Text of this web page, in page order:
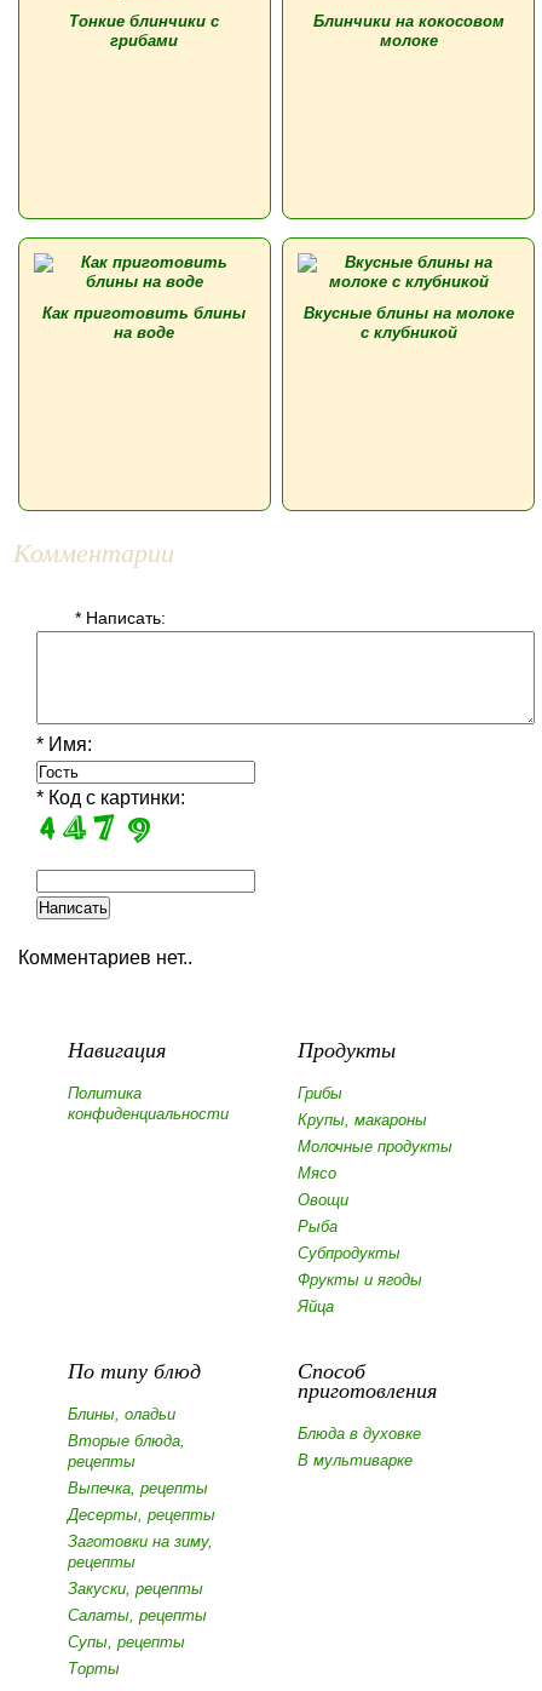
Тонкие блинчики с
грибами
Блинчики на кокосовом
молоке
Как приготовить блины
на воде
Вкусные блины на молоке
с клубникой
Комментарии
* Написать:
* Имя:
* Код с картинки:
Комментариев нет..
Навигация
Политика
конфиденциальности
Продукты
Грибы
Крупы, макароны
Молочные продукты
Мясо
Овощи
Рыба
Субпродукты
Фрукты и ягоды
Яйца
По типу блюд
Блины, оладьи
Вторые блюда,
рецепты
Выпечка, рецепты
Десерты, рецепты
Заготовки на зиму,
рецепты
Закуски, рецепты
Салаты, рецепты
Супы, рецепты
Торты
Способ
приготовления
Блюда в духовке
В мультиварке